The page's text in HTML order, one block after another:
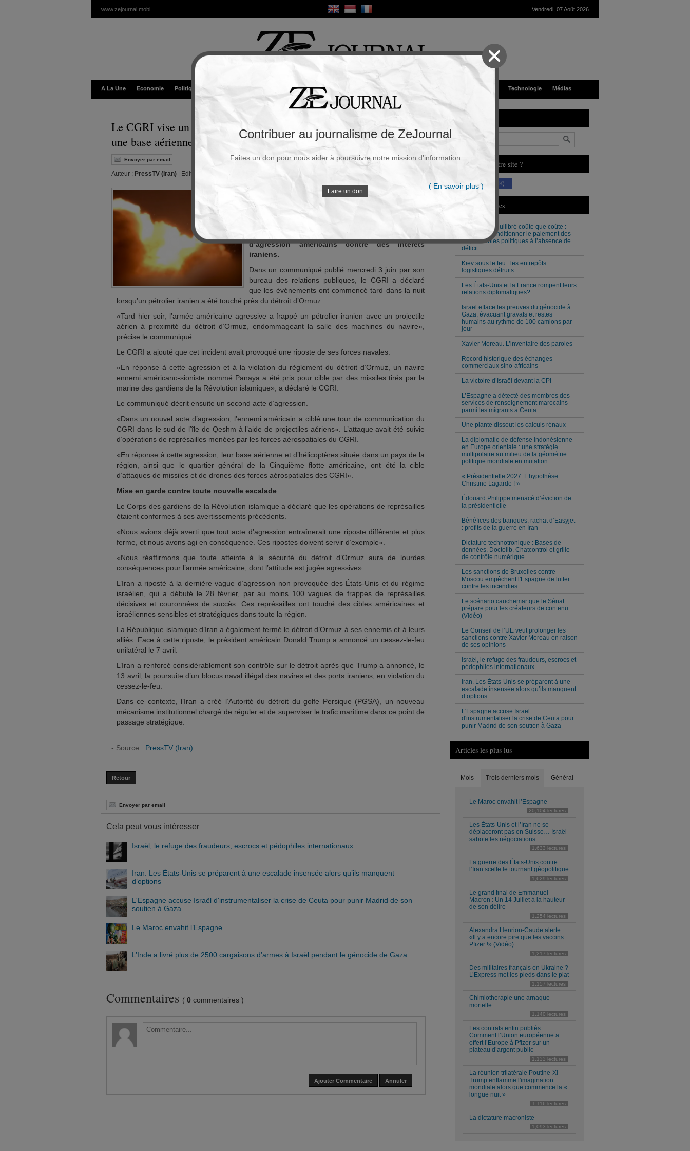
www.zejournal.mobi Vendredi, 07 Août 2026
A La Une Economie Politique / Géopolitique Religion Sport France / Europe Société Technologie Médias
Le CGRI vise un navire ennemi, le quartier général de la 5e flotte et
une base aérienne US après des violations près du détroit d’Ormuz
Envoyer par email Souscrire à la newsletter
Auteur : PressTV (Iran) Editeur :
Le CGRI a annoncé que ses forces ont mené des
frappes de représailles contre un navire ennemi,
le quartier général de la Cinquième flotte
américaine dans la région à la suite de deux actes
d’agression américains contre des intérêts
iraniens.
Dans un communiqué publié mercredi 3 juin par son
bureau des relations publiques, le CGRI a déclaré
que les événements ont commencé tard dans la nuit
lorsqu’un pétrolier iranien a été touché près du détroit d’Ormuz.
«Tard hier soir, l’armée américaine agressive a frappé un pétrolier iranien avec un projectile
aérien à proximité du détroit d’Ormuz, endommageant la salle des machines du navire»,
précise le communiqué.
Le CGRI a ajouté que cet incident avait provoqué une riposte de ses forces navales.
«En réponse à cette agression et à la violation du règlement du détroit d’Ormuz, un navire
ennemi américano-sioniste nommé Panaya a été pris pour cible par des missiles tirés par la
marine des gardiens de la Révolution islamique», a déclaré le CGRI.
Le communiqué décrit ensuite un second acte d’agression.
«Dans un nouvel acte d’agression, l’ennemi américain a ciblé une tour de communication du
CGRI dans le sud de l’île de Qeshm à l’aide de projectiles aériens». L’attaque avait été suivie
d’opérations de représailles menées par les forces aérospatiales du CGRI.
«En réponse à cette agression, leur base aérienne et d’hélicoptères située dans un pays de la
région, ainsi que le quartier général de la Cinquième flotte américaine, ont été la cible
d’attaques de missiles et de drones des forces aérospatiales des CGRI».
Mise en garde contre toute nouvelle escalade
Le Corps des gardiens de la Révolution islamique a déclaré que les opérations de représailles
étaient conformes à ses avertissements précédents.
«Nous avions déjà averti que tout acte d’agression entraînerait une riposte différente et plus
ferme, et nous avons agi en conséquence. Ces ripostes doivent servir d’exemple».
«Nous réaffirmons que toute atteinte à la sécurité du détroit d’Ormuz aura de lourdes
conséquences pour l’armée américaine, dont l’attitude est jugée agressive».
L’Iran a riposté à la dernière vague d’agression non provoquée des États-Unis et du régime
israélien, qui a débuté le 28 février, par au moins 100 vagues de frappes de représailles
décisives et couronnées de succès. Ces représailles ont touché des cibles américaines et
israéliennes sensibles et stratégiques dans toute la région.
La République islamique d’Iran a également fermé le détroit d’Ormuz à ses ennemis et à leurs
alliés. Face à cette riposte, le président américain Donald Trump a annoncé un cessez-le-feu
unilatéral le 7 avril.
L’Iran a renforcé considérablement son contrôle sur le détroit après que Trump a annoncé, le
13 avril, la poursuite d’un blocus naval illégal des navires et des ports iraniens, en violation du
cessez-le-feu.
Dans ce contexte, l’Iran a créé l’Autorité du détroit du golfe Persique (PGSA), un nouveau
mécanisme institutionnel chargé de réguler et de superviser le trafic maritime dans ce point de
passage stratégique.
- Source : PressTV (Iran)
Retour
Envoyer par email
Cela peut vous intéresser
Israël, le refuge des fraudeurs, escrocs et pédophiles internationaux
Iran. Les États-Unis se préparent à une escalade insensée alors qu’ils manquent
d’options
L'Espagne accuse Israël d'instrumentaliser la crise de Ceuta pour punir Madrid de son
soutien à Gaza
Le Maroc envahit l’Espagne
L’Inde a livré plus de 2500 cargaisons d’armes à Israël pendant le génocide de Gaza
Commentaires ( 0 commentaires )
Ajouter Commentaire Annuler
Vous aimez notre site ?
(230 K)
Derniers Articles
Un budget équilibré coûte que coûte :
Milei veut conditionner le paiement des
responsables politiques à l’absence de
déficit
Kiev sous le feu : les entrepôts
logistiques détruits
Les États-Unis et la France rompent leurs
relations diplomatiques?
Israël efface les preuves du génocide à
Gaza, évacuant gravats et restes
humains au rythme de 100 camions par
jour
Xavier Moreau. L’inventaire des paroles
Record historique des échanges
commerciaux sino-africains
La victoire d’Israël devant la CPI
L’Espagne a détecté des membres des
services de renseignement marocains
parmi les migrants à Ceuta
Une plante dissout les calculs rénaux
La diplomatie de défense indonésienne
en Europe orientale : une stratégie
multipolaire au milieu de la géométrie
politique mondiale en mutation
« Présidentielle 2027. L’hypothèse
Christine Lagarde ! »
Édouard Philippe menacé d’éviction de
la présidentielle
Bénéfices des banques, rachat d’Easyjet
: profits de la guerre en Iran
Dictature technotronique : Bases de
données, Doctolib, Chatcontrol et grille
de contrôle numérique
Les sanctions de Bruxelles contre
Moscou empêchent l'Espagne de lutter
contre les incendies
Le scénario cauchemar que le Sénat
prépare pour les créateurs de contenu
(Vidéo)
Le Conseil de l’UE veut prolonger les
sanctions contre Xavier Moreau en raison
de ses opinions
Israël, le refuge des fraudeurs, escrocs et
pédophiles internationaux
Iran. Les États-Unis se préparent à une
escalade insensée alors qu’ils manquent
d’options
L'Espagne accuse Israël
d'instrumentaliser la crise de Ceuta pour
punir Madrid de son soutien à Gaza
Articles les plus lus
Mois Trois derniers mois Général
Le Maroc envahit l’Espagne
20,104 lectures
Les États-Unis et l’Iran ne se
déplaceront pas en Suisse… Israël
sabote les négociations
1,633 lectures
La guerre des États-Unis contre
l’Iran scelle le tournant géopolitique
1,629 lectures
Le grand final de Emmanuel
Macron : Un 14 Juillet à la hauteur
de son délire
1,254 lectures
Alexandra Henrion-Caude alerte :
«Il y a encore pire que les vaccins
Pfizer !» (Vidéo)
1,217 lectures
Des militaires français en Ukraine ?
L’Express met les pieds dans le plat
1,157 lectures
Chimiotherapie une arnaque
mortelle
1,140 lectures
Les contrats enfin publiés :
Comment l’Union européenne a
offert l’Europe à Pfizer sur un
plateau d’argent public
1,133 lectures
La réunion trilatérale Poutine-Xi-
Trump enflamme l'imagination
mondiale alors que commence la «
longue nuit »
1,116 lectures
La dictature macroniste
1,093 lectures
Contribuer au journalisme de ZeJournal
Faites un don pour nous aider à poursuivre notre mission d’information
Faire un don
( En savoir plus )